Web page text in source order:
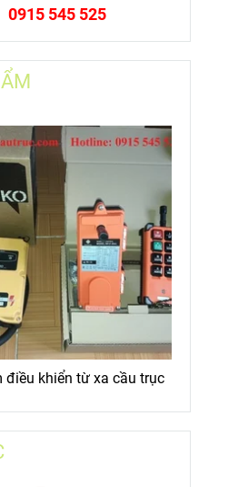
0915 545 525
điều khiển từ xa cầu trục